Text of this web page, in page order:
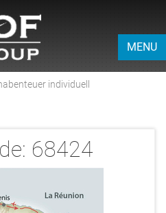
MENU
individuell
68424